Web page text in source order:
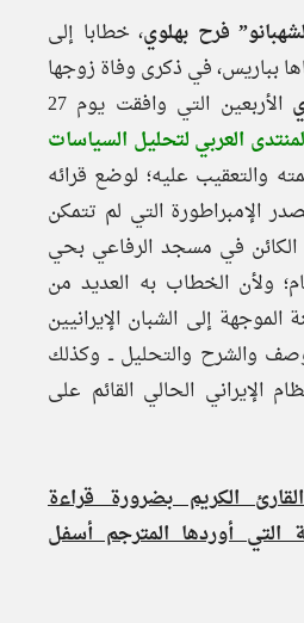
فرح بهلوي، خطابا إلى
بباريس، في ذكرى وفاة زوجها
الأربعين التي وافقت يوم 27
العربي لتحليل السياسات
والتعقيب عليه؛ لوضع قرائه
الإمبراطورة التي لم تتمكن
في مسجد الرفاعي بحي
ولأن الخطاب به العديد من
الموجهة إلى الشبان الإيرانيين
والشرح والتحليل ــ وكذلك
الإيراني الحالي القائم على
الكريم بضرورة قراءة
التي أوردها المترجم أسفل